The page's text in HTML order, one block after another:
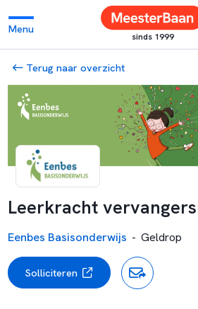
Menu
sinds 1999
Terug naar overzicht
Leerkracht
Eenbes Basisonderwijs - Geldrop
Solliciteren